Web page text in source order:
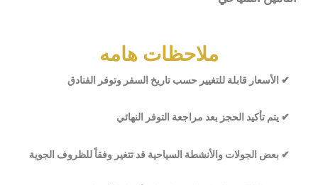
ملاحظات هامه
الأسعار قابلة للتغيير حسب تاريخ السفر وتوفر الفنادق ✔
يتم تأكيد الحجز بعد مراجعة التوفر النهائي ✔
بعض الجولات والأنشطة السياحية قد تتغير وفقاً للظروف الجوية ✔